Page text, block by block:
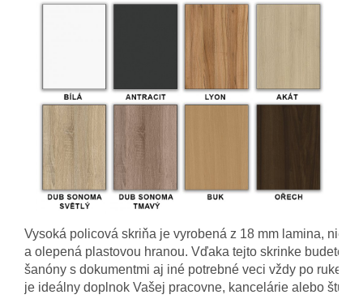
Vysoká policová skriňa je vyrobená z 18 mm lamina, nie
a olepená plastovou hranou. Vďaka tejto skrinke budete
šanóny s dokumentmi aj iné potrebné veci vždy po ruke.
je ideálny doplnok Vašej pracovne, kancelárie alebo